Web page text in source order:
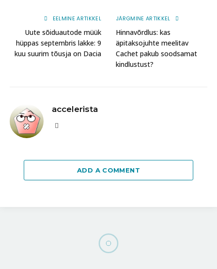
EELMINE ARTIKKEL
Uute sõiduautode müük
hüppas septembris lakke: 9
kuu suurim tõusja on Dacia
JÄRGMINE ARTIKKEL
Hinnavõrdlus: kas
äpitaksojuhte meelitav
Cachet pakub soodsamat
kindlustust?
accelerista
ADD A COMMENT
Pilootide hästi hoitud saladused, 1.
osa: kommenteerib lennuspets